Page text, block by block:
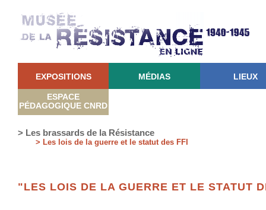
EXPOSITIONS MÉDIAS LIEUX
ESPACE
PÉDAGOGIQUE CNRD
> Les brassards de la Résistance
> Les lois de la guerre et le statut des FFI
"LES LOIS DE LA GUERRE ET LE STATUT